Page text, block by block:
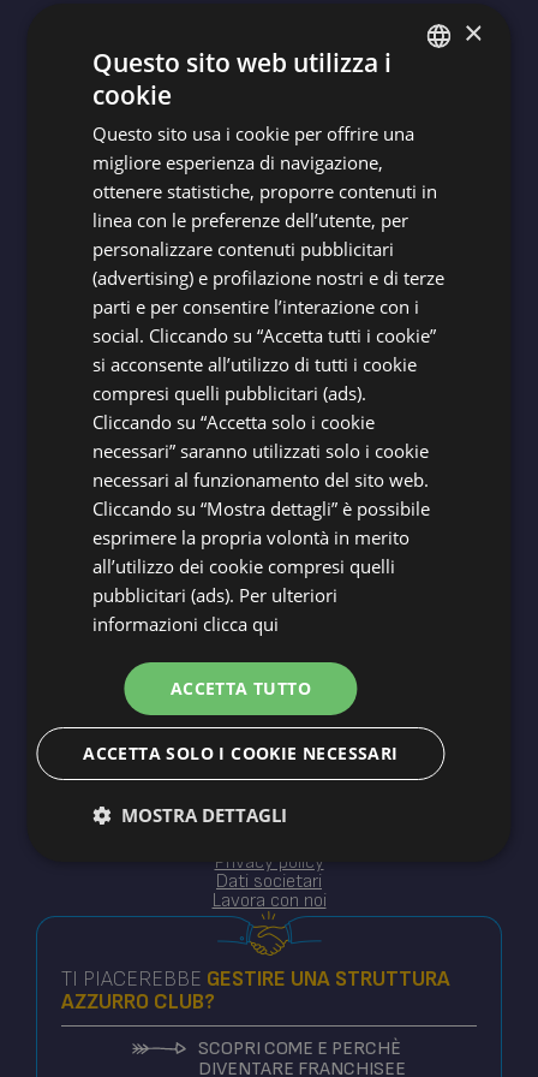
Blue Holidays srl ©2025
XII Traversa 14 - Milano Marittima Cervia RA
CIR ACC32621 P.IVA 02614790398
ISCRIVITI ALLA NEWSLETTER
Per essere sempre aggiornato sul mondo
e sulle attività di AZZURRO CLUB
VACANZE!
ISCRIVITI
Privacy policy
Dati societari
Lavora con noi
TI PIACEREBBE GESTIRE UNA STRUTTURA
AZZURRO CLUB?
SCOPRI COME E PERCHÈ
DIVENTARE FRANCHISEE
ENGLISH
GERMAN
×
Questo sito web utilizza i
cookie
Questo sito usa i cookie per offrire una
migliore esperienza di navigazione,
ottenere statistiche, proporre contenuti in
linea con le preferenze dell’utente, per
personalizzare contenuti pubblicitari
(advertising) e profilazione nostri e di terze
parti e per consentire l’interazione con i
social. Cliccando su “Accetta tutti i cookie”
si acconsente all’utilizzo di tutti i cookie
compresi quelli pubblicitari (ads).
Cliccando su “Accetta solo i cookie
necessari” saranno utilizzati solo i cookie
necessari al funzionamento del sito web.
Cliccando su “Mostra dettagli” è possibile
esprimere la propria volontà in merito
all’utilizzo dei cookie compresi quelli
pubblicitari (ads). Per ulteriori
informazioni clicca qui
ACCETTA TUTTO
ACCETTA SOLO I COOKIE NECESSARI
MOSTRA DETTAGLI